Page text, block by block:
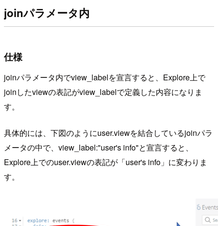
joinパラメータ内
仕様
joinパラメータ内でview_labelを宣言すると、Explore上で
joinしたviewの表記がview_labelで定義した内容になりま
す。
具体的には、下図のようにuser.viewを結合しているjoinパラ
メータの中で、view_label:"user's info"と宣言すると、
Explore上でのuser.viewの表記が「user's info」に変わりま
す。